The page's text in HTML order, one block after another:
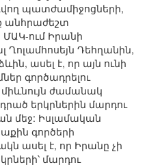
պատժամիջոցների,
անհրաժեշտ
ՄԱԿ-ում Իրանի
Ղոլամհոսեյն Դեհղանին,
ասել է, որ այն ունի
գործադրելու
ժամանակ
երկրներին մարդու
մեջ: Իսլամական
գործերի
ասել է, որ Իրանը չի
մարդու